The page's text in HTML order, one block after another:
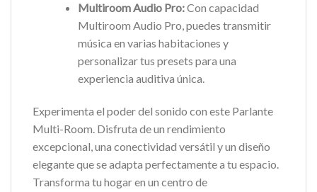
Multiroom Audio Pro:Con capacidad
Multiroom Audio Pro, puedes transmitir
música en varias habitaciones y
personalizar tus presets para una
experiencia auditiva única.
Experimenta el poder del sonido con este Parlante
Multi-Room. Disfruta de un rendimiento
excepcional, una conectividad versátil y un diseño
elegante que se adapta perfectamente a tu espacio.
Transforma tu hogar en un centro de